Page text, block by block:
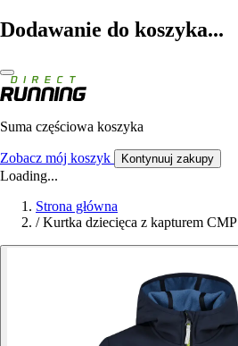
Dodawanie do koszyka...
Suma częściowa koszyka
Zobacz mój koszyk Kontynuuj zakupy
Loading...
Strona główna
/ Kurtka dziecięca z kapturem CMP